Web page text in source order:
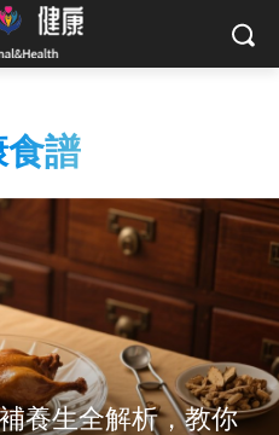
譜
養生全解析，教你